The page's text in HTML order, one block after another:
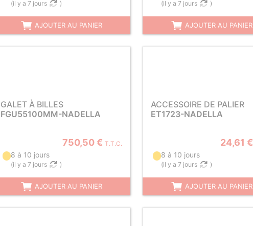
(il y a 7 jours )
AJOUTER AU PANIER
(il y a 7 jours )
AJOUTER AU PANIER
GALET À BILLES
FGU55100MM-NADELLA
750,50 € T.T.C.
8 à 10 jours
(il y a 7 jours )
AJOUTER AU PANIER
ACCESSOIRE DE PALIER
ET1723-NADELLA
24,61 €
8 à 10 jours
(il y a 7 jours )
AJOUTER AU PANIER